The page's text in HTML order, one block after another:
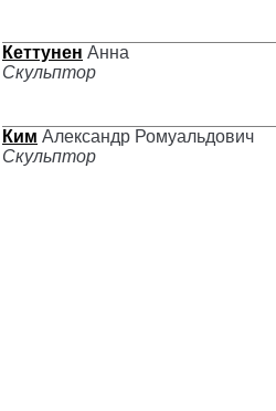
Кеттунен Анна
Скульптор
Ким Александр Ромуальдович
Скульптор